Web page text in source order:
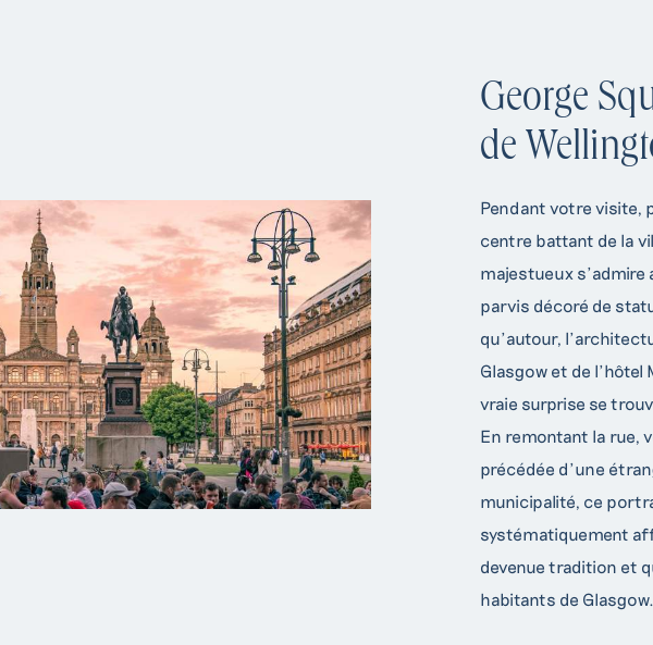
George
de
Pendant votre visite,
centre battant de la
majestueux s’admire
parvis décoré de
qu’autour,
Glasgow et de l’hôtel
vraie surprise se
En remontant la rue,
précédée d’une
municipalité, ce
systématiquement
devenue tradition et
habitants de Glasgow.